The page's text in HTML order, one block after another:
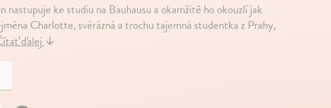
ke studiu na Bauhausu a okamžitě ho okouzlí jak
Charlotte, svérázná a trochu tajemná studentka z Prahy,
ďalej↓